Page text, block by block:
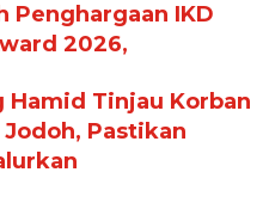
Penghargaan IKD
2026,
Hamid Tinjau Korban
Pastikan